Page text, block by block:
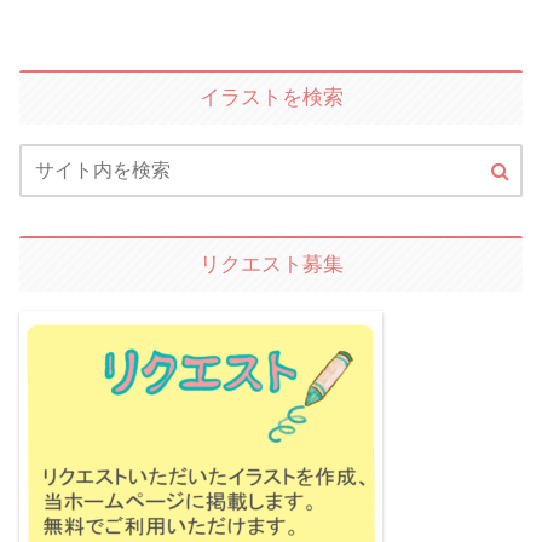
イラストを検索
リクエスト募集